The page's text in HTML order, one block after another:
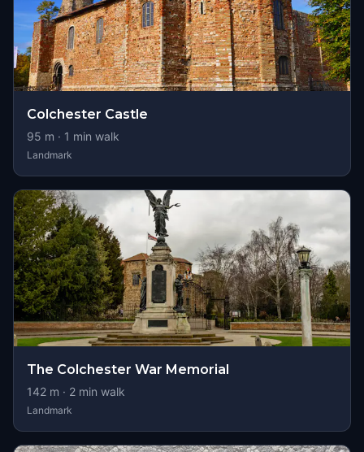
Colchester Castle
95 m · 1 min walk
Landmark
The Colchester War Memorial
142 m · 2 min walk
Landmark